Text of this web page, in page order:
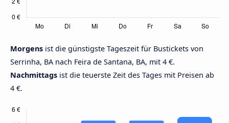
Morgens ist die günstigste Tageszeit für Bustickets von
Serrinha, BA nach Feira de Santana, BA, mit 4 €.
Nachmittags ist die teuerste Zeit des Tages mit Preisen ab
4 €.